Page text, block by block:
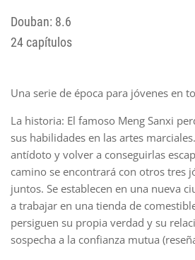
Douban: 8.6
24 capítulos
Una serie de época para jóvenes en
La historia: El famoso Meng Sanxi
sus habilidades en las artes
antídoto y volver a conseguirlas
camino se encontrará con otros tres
juntos. Se establecen en una nueva
a trabajar en una tienda de
persiguen su propia verdad y su
sospecha a la confianza mutua